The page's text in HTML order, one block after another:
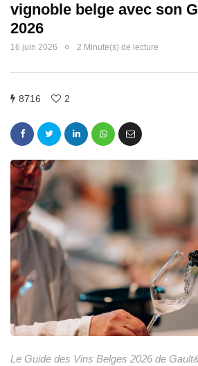
vignoble belge avec son
2026
16 juin 2026 2 Minute(s) de lecture
8716 2
Le Guide des Vins Belges 2026 de